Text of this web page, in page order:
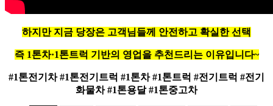
하지만 지금 당장은 고객님들께 안전하고 확실한 선택
즉 1톤차·1톤트럭 기반의 영업을 추천드리는 이유입니다~
#1톤전기차 #1톤전기트럭 #1톤차 #1톤트럭 #전기트럭 #전기
화물차 #1톤용달 #1톤중고차